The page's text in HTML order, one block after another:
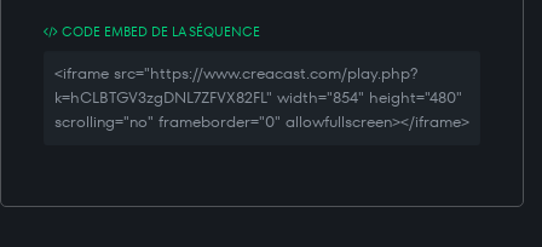
CODE EMBED DE LA SÉQUENCE
<iframe src="https://www.creacast.com/play.php?
k=hCLBTGV3zgDNL7ZFVX82FL" width="854" height="480"
scrolling="no" frameborder="0" allowfullscreen></iframe>